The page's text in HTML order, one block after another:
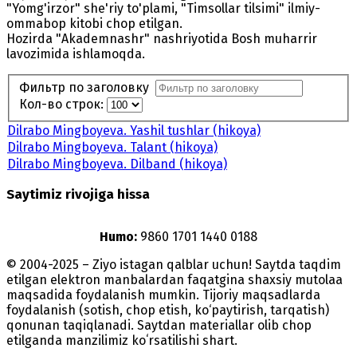
"Yomg'irzor" she'riy to'plami, "Timsollar tilsimi" ilmiy-
ommabop kitobi chop etilgan.
Hozirda "Akademnashr" nashriyotida Bosh muharrir
lavozimida ishlamoqda.
Фильтр по заголовку
Кол-во строк:
Dilrabo Mingboyeva. Yashil tushlar (hikoya)
Dilrabo Mingboyeva. Talant (hikoya)
Dilrabo Mingboyeva. Dilband (hikoya)
Saytimiz rivojiga hissa
Humo: 9860 1701 1440 0188
© 2004-2025 – Ziyo istagan qalblar uchun! Saytda taqdim
etilgan elektron manbalardan faqatgina shaxsiy mutolaa
maqsadida foydalanish mumkin. Tijoriy maqsadlarda
foydalanish (sotish, chop etish, ko‘paytirish, tarqatish)
qonunan taqiqlanadi. Saytdan materiallar olib chop
etilganda manzilimiz koʻrsatilishi shart.